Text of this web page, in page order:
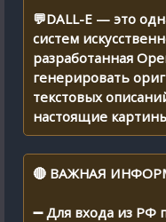
💬DALL-E — это
систем
разработанная
генерировать
текстовых
настоящие
🔴 ВАЖНАЯ
➖ Для входа из РФ